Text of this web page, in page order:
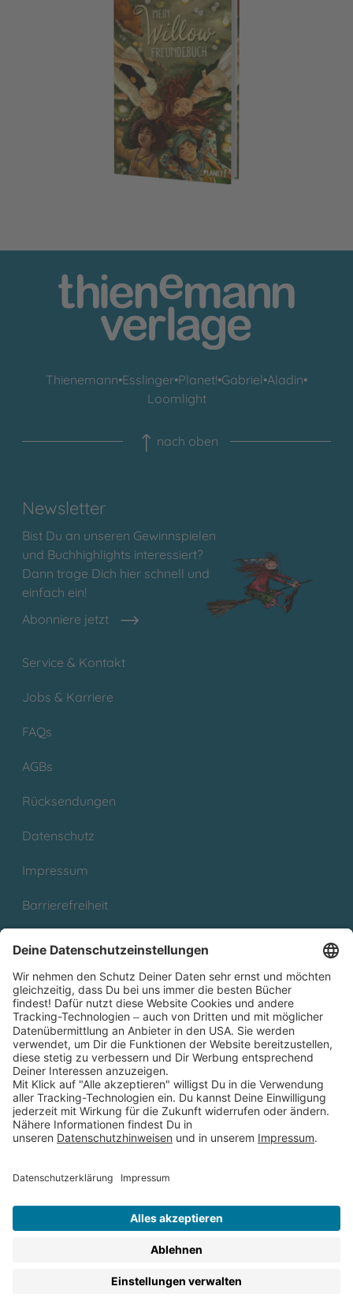
Ein Mädchen namens Willow: Mein Willow-Freundebuch
Thienemann•Esslinger•Planet!•Gabriel•Aladin•
Loomlight
nach oben
Newsletter
Bist Du an unseren Gewinnspielen
und Buchhighlights interessiert?
Dann trage Dich hier schnell und
einfach ein!
Abonniere jetzt
Service & Kontakt
Jobs & Karriere
FAQs
AGBs
Rücksendungen
Datenschutz
Impressum
Barrierefreiheit
Partnerprogramm (Affiliate)
Folge uns auf
* Versandkostenfrei ab 9,00 € Bestellwert innerhalb
Deutschlands
** Lieferzeit 1-3 Werktage innerhalb Deutschlands
Thienemann-Esslinger Verlag GmbH, Blumenstraße 36, D-70182